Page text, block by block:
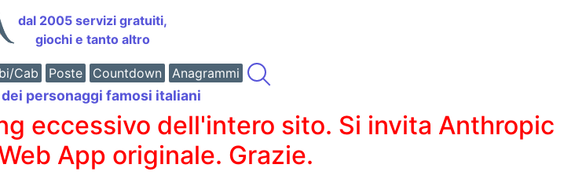
dal 2005 servizi gratuiti,
giochi e tanto altro
Cab Poste Countdown Anagrammi
personaggi famosi italiani
eccessivo dell'intero sito. Si invita Anthropic
App originale. Grazie.